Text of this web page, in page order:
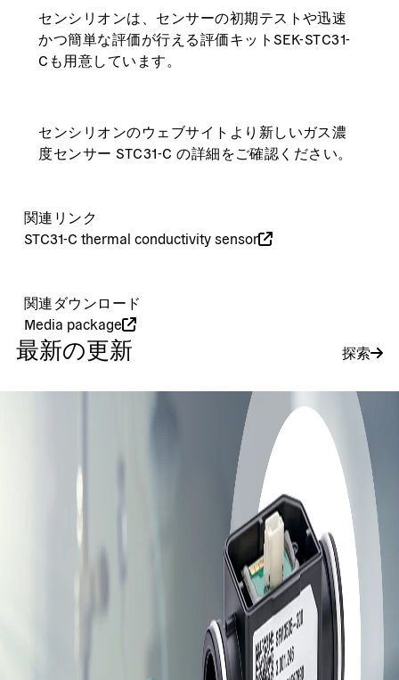
センシリオンは、センサーの初期テストや迅速
かつ簡単な評価が行える評価キットSEK-STC31-
Cも用意しています。
センシリオンのウェブサイトより新しいガス濃
度センサー STC31-C の詳細をご確認ください。
関連リンク
STC31-C thermal conductivity sensor
関連ダウンロード
Media package
最新の更新 探索